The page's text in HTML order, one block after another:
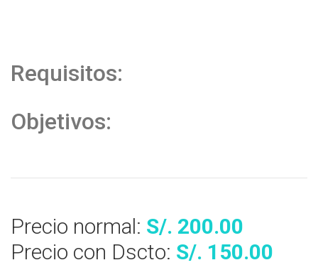
Requisitos:
Objetivos:
Precio normal: S/. 200.00
Precio con Dscto: S/. 150.00